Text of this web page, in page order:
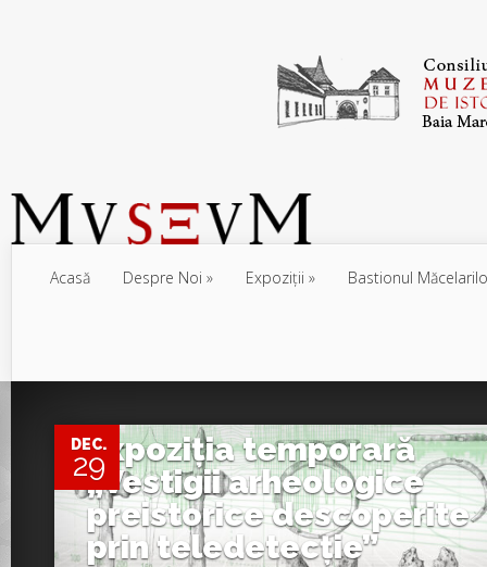
Acasă Despre Noi Expoziţii Bastionul
DEC.
29
0
Expoziția temporară
„Vestigii arheologice
preistorice descoperite
prin teledetecție”